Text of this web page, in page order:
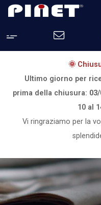
🌞
Ultimo giorno per
prima della chiusura:
10 al
Vi ringraziamo per la